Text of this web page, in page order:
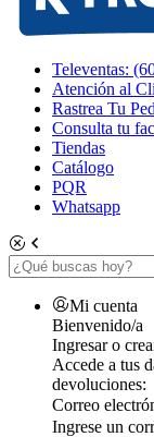
Televentas:
Atención al
Rastrea Tu
Consulta tu
Tiendas
Catálogo
PQR
Whatsapp
Mi cuenta
Bienvenido/a
Ingresar o
Accede a tus
devoluciones:
Correo
Ingrese un